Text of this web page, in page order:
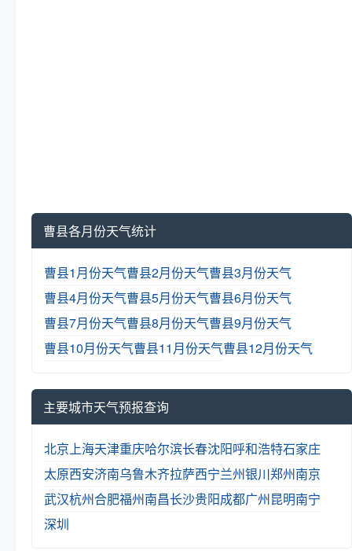
曹县各月份天气统计
曹县1月份天气曹县2月份天气曹县3月份天气
曹县4月份天气曹县5月份天气曹县6月份天气
曹县7月份天气曹县8月份天气曹县9月份天气
曹县10月份天气曹县11月份天气曹县12月份天气
主要城市天气预报查询
北京上海天津重庆哈尔滨长春沈阳呼和浩特石家庄
太原西安济南乌鲁木齐拉萨西宁兰州银川郑州南京
武汉杭州合肥福州南昌长沙贵阳成都广州昆明南宁
深圳